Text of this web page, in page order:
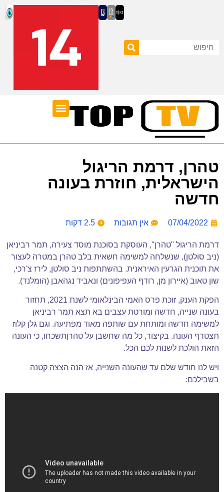
טהרן, דרמת הריגול
הישראלית, חוזרת בעונה
חדשה
07/04/2022 אין תגובות 2.5 דקות
דרמת הריגול "טהרן", העוסקת בסוכנת מוסד צעירה, תמר רביניאן
(ניב סולטן), שנשלחה למשימה חשאית בלב טהרן במטרה לעצור
את תוכנית הגרעין האיראנית. בהשתתפות ניב סולטן, לירז צ'רכי,
שון טאוב (איירון מן, רודף העפיפונים) ונאביד נגהאבן (הומלנד).
הפקת הענק, זוכת פרס האמי הבינלאומי לשנת 2021, תחזור
בעונה שנייה, חדשה ומורטת עצבים בא תצא תמר רביניאן
למשימה חדשה ומותחת עם שותפה מאוד מפתיעה. וגם גלן קלוז
תצטרף העונה. בקיצור, כל מה שחשבן על טהרןתשכחו, כי העונה
הזאת הולכת לשנות לכם הכל.
ויש לנו חודש שלם עד שהעונה השנייה, אז הנה הצצה קטנה
בשבילכם: